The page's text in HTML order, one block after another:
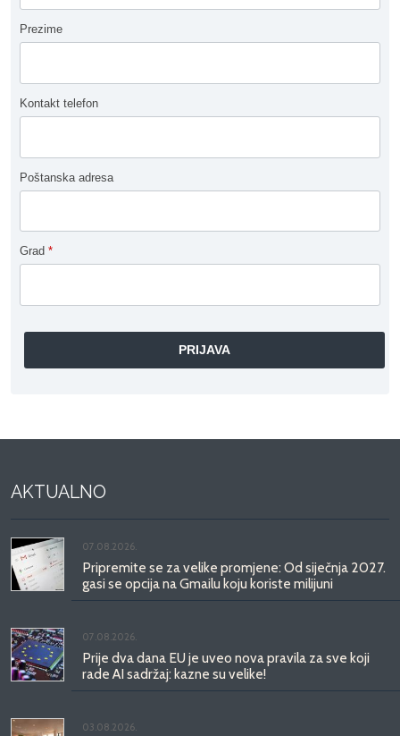
Prezime
Kontakt telefon
Poštanska adresa
Grad *
AKTUALNO
07.08.2026.
Pripremite se za velike promjene: Od siječnja 2027.
gasi se opcija na Gmailu koju koriste milijuni
07.08.2026.
Prije dva dana EU je uveo nova pravila za sve koji
rade AI sadržaj: kazne su velike!
03.08.2026.